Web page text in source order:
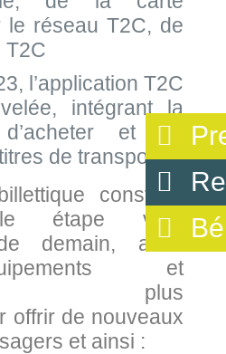
le réseau T2C, de
T2C
l’application T2C
intégrant la
et de
de transport
constitue
étape vers
demain, avec
et
plus
offrir de nouveaux
et ainsi :